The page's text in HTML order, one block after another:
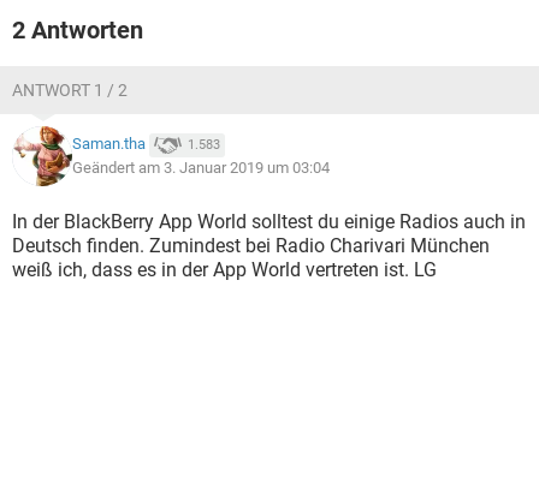
2 Antworten
ANTWORT 1 / 2
Saman.tha 1.583
Geändert am 3. Januar 2019 um 03:04
In der BlackBerry App World solltest du einige Radios auch in
Deutsch finden. Zumindest bei Radio Charivari München
weiß ich, dass es in der App World vertreten ist. LG